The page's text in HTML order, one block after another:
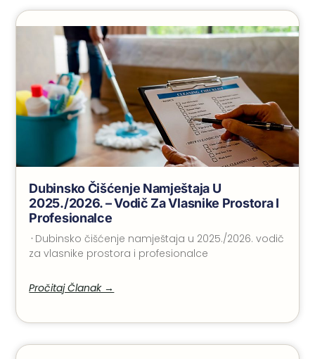
Dubinsko Čišćenje Namještaja U
2025./2026. – Vodič Za Vlasnike Prostora I
Profesionalce
᠂ Dubinsko čišćenje namještaja u 2025./2026. vodič
za vlasnike prostora i profesionalce
Pročitaj Članak →